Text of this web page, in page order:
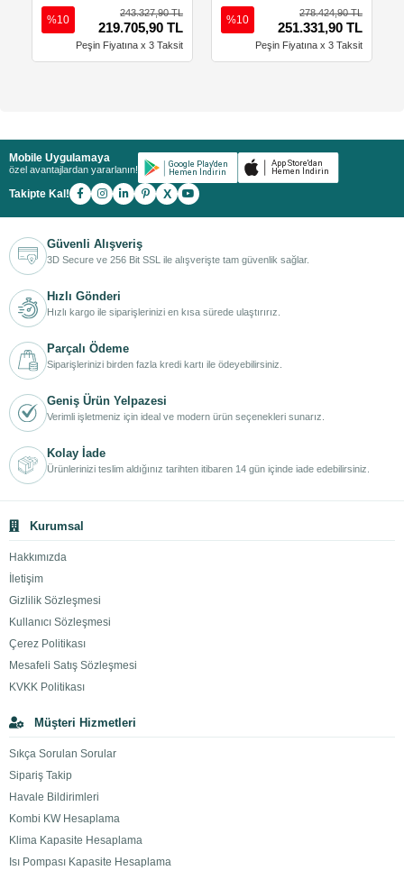
243.327,90 TL
219.705,90 TL
%10
Peşin Fiyatına x 3 Taksit
278.424,90 TL
251.331,90 TL
%10
Peşin Fiyatına x 3 Taksit
Mobile Uygulamaya
özel avantajlardan yararlanın!
Takipte Kal! X
Güvenli Alışveriş
3D Secure ve 256 Bit SSL ile alışverişte tam güvenlik sağlar.
Hızlı Gönderi
Hızlı kargo ile siparişlerinizi en kısa sürede ulaştırırız.
Parçalı Ödeme
Siparişlerinizi birden fazla kredi kartı ile ödeyebilirsiniz.
Geniş Ürün Yelpazesi
Verimli işletmeniz için ideal ve modern ürün seçenekleri sunarız.
Kolay İade
Ürünlerinizi teslim aldığınız tarihten itibaren 14 gün içinde iade edebilirsiniz.
Kurumsal
Hakkımızda
İletişim
Gizlilik Sözleşmesi
Kullanıcı Sözleşmesi
Çerez Politikası
Mesafeli Satış Sözleşmesi
KVKK Politikası
Müşteri Hizmetleri
Sıkça Sorulan Sorular
Sipariş Takip
Havale Bildirimleri
Kombi KW Hesaplama
Klima Kapasite Hesaplama
Isı Pompası Kapasite Hesaplama